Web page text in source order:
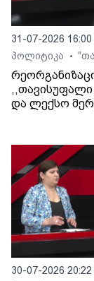
31-07-2026 16:00
პოლიტიკა
•
,,თავისუფალი
და ლექსო
30-07-2026 20:22